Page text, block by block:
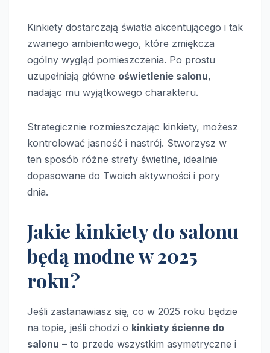
Kinkiety dostarczają światła akcentującego i tak
zwanego ambientowego, które zmiękcza
ogólny wygląd pomieszczenia. Po prostu
uzupełniają główne oświetlenie salonu,
nadając mu wyjątkowego charakteru.
Strategicznie rozmieszczając kinkiety, możesz
kontrolować jasność i nastrój. Stworzysz w
ten sposób różne strefy świetlne, idealnie
dopasowane do Twoich aktywności i pory
dnia.
Jakie kinkiety do salonu
będą modne w 2025
roku?
Jeśli zastanawiasz się, co w 2025 roku będzie
na topie, jeśli chodzi o kinkiety ścienne do
salonu – to przede wszystkim asymetryczne i